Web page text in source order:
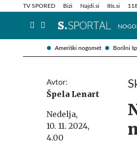
Ameriški nogomet Borilni
TV SPORED Bizi Najdi.si Itis.si
Info in obvestila
Avtor:
Špela Lenart
Nedelja,
10. 11. 2024,
4.00